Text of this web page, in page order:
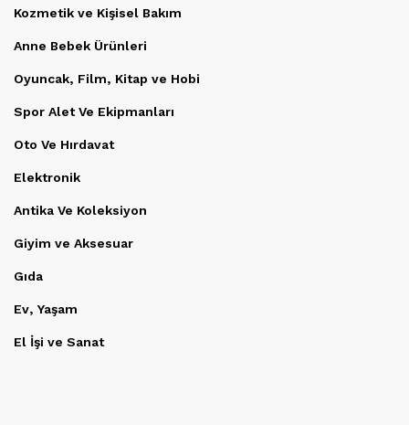
Kozmetik ve Kişisel Bakım
Anne Bebek Ürünleri
Oyuncak, Film, Kitap ve Hobi
Spor Alet Ve Ekipmanları
Oto Ve Hırdavat
Elektronik
Antika Ve Koleksiyon
Giyim ve Aksesuar
Gıda
Ev, Yaşam
El İşi ve Sanat